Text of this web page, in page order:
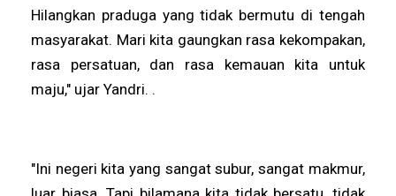
Hilangkan praduga yang tidak bermutu di tengah
masyarakat. Mari kita gaungkan rasa kekompakan,
rasa persatuan, dan rasa kemauan kita untuk
maju," ujar Yandri. .
"Ini negeri kita yang sangat subur, sangat makmur,